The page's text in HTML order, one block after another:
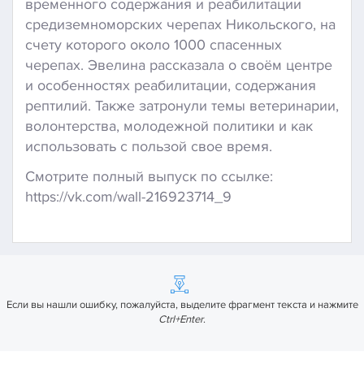
временного содержания и реабилитации
средиземноморских черепах Никольского, на
счету которого около 1000 спасенных
черепах. Эвелина рассказала о своём центре
и особенностях реабилитации, содержания
рептилий. Также затронули темы ветеринарии,
волонтерства, молодежной политики и как
использовать с пользой свое время.
Смотрите полный выпуск по ссылке:
https://vk.com/wall-216923714_9
Если вы нашли ошибку, пожалуйста, выделите фрагмент текста и нажмите
Ctrl+Enter.